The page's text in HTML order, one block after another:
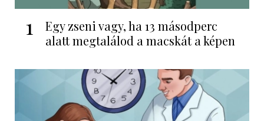
1
Egy zseni vagy, ha 13 másodperc
alatt megtalálod a macskát a képen